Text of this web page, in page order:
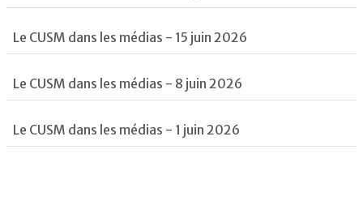
Le CUSM dans les médias - 15 juin 2026
Le CUSM dans les médias - 8 juin 2026
Le CUSM dans les médias - 1 juin 2026